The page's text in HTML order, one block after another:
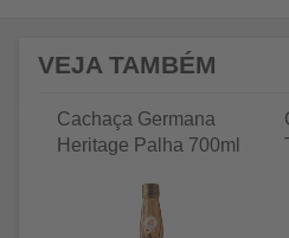
VEJA TAMBÉM
Cachaça Germana
Heritage Palha 700ml